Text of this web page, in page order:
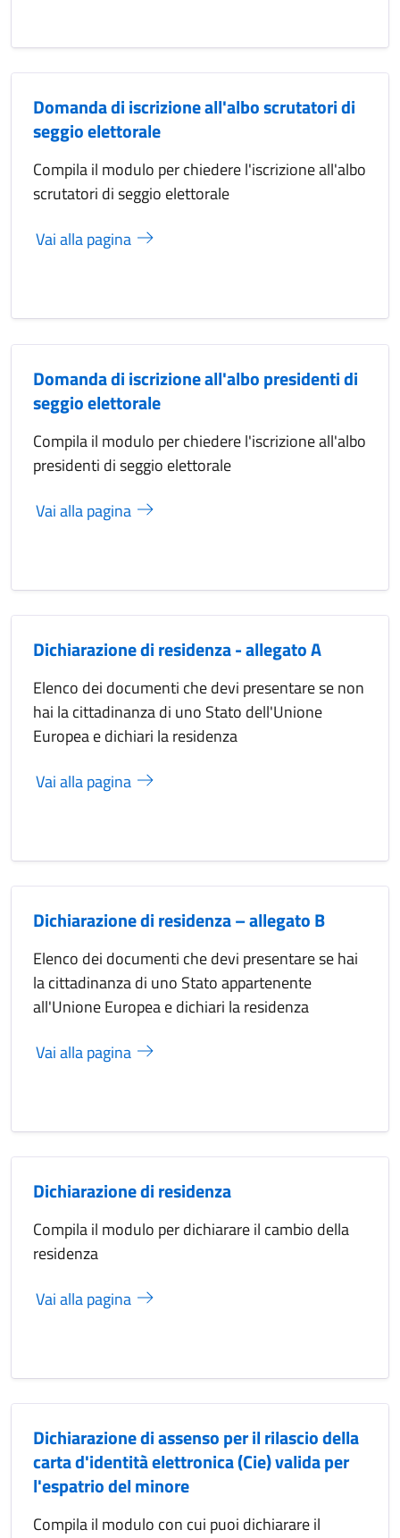
Domanda di iscrizione all'albo scrutatori di
seggio elettorale
Compila il modulo per chiedere l'iscrizione all'albo
scrutatori di seggio elettorale
Vai alla pagina
Domanda di iscrizione all'albo presidenti di
seggio elettorale
Compila il modulo per chiedere l'iscrizione all'albo
presidenti di seggio elettorale
Vai alla pagina
Dichiarazione di residenza - allegato A
Elenco dei documenti che devi presentare se non
hai la cittadinanza di uno Stato dell'Unione
Europea e dichiari la residenza
Vai alla pagina
Dichiarazione di residenza – allegato B
Elenco dei documenti che devi presentare se hai
la cittadinanza di uno Stato appartenente
all'Unione Europea e dichiari la residenza
Vai alla pagina
Dichiarazione di residenza
Compila il modulo per dichiarare il cambio della
residenza
Vai alla pagina
Dichiarazione di assenso per il rilascio della
carta d'identità elettronica (Cie) valida per
l'espatrio del minore
Compila il modulo con cui puoi dichiarare il